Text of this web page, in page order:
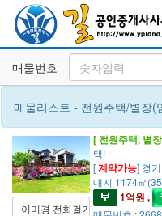
매물번호
매물리스트 - 전원주택/별장(
[ 전원주택, 별
택!
[계약가능] 경
대지 1174㎡
1억원 ,
이미경 전화걸기